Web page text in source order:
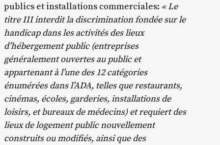
publics et installations commerciales: « Le
titre III interdit la discrimination fondée sur le
handicap dans les activités des lieux
d’hébergement public (entreprises
généralement ouvertes au public et
appartenant à l’une des 12 catégories
énumérées dans l’ADA, telles que restaurants,
cinémas, écoles, garderies, installations de
loisirs, et bureaux de médecins) et requiert des
lieux de logement public nouvellement
construits ou modifiés, ainsi que des